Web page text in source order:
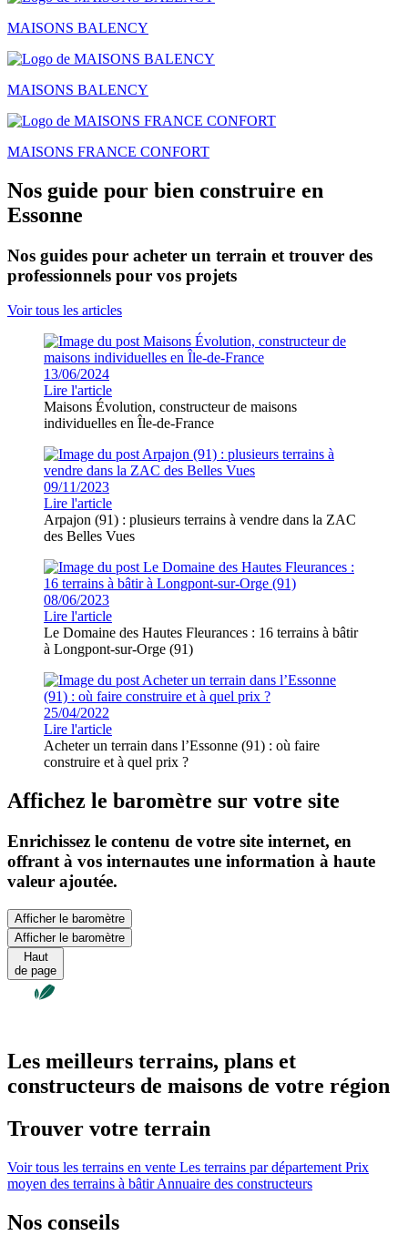
MAISONS BALENCY
MAISONS BALENCY
MAISONS FRANCE CONFORT
Nos guide pour bien construire en
Essonne
Nos guides pour acheter un terrain et trouver des
professionnels pour vos projets
Voir tous les articles
13/06/2024
Lire l'article
Maisons Évolution, constructeur de maisons
individuelles en Île-de-France
09/11/2023
Lire l'article
Arpajon (91) : plusieurs terrains à vendre dans la ZAC
des Belles Vues
08/06/2023
Lire l'article
Le Domaine des Hautes Fleurances : 16 terrains à bâtir
à Longpont-sur-Orge (91)
25/04/2022
Lire l'article
Acheter un terrain dans l’Essonne (91) : où faire
construire et à quel prix ?
Affichez le baromètre sur votre site
Enrichissez le contenu de votre site internet, en
offrant à vos internautes une information à haute
valeur ajoutée.
Afficher le baromètre
Afficher le baromètre
Haut
de page
Les meilleurs terrains, plans et
constructeurs de maisons de votre région
Trouver votre terrain
Voir tous les terrains en vente Les terrains par département Prix
moyen des terrains à bâtirAnnuaire des constructeurs
Nos conseils